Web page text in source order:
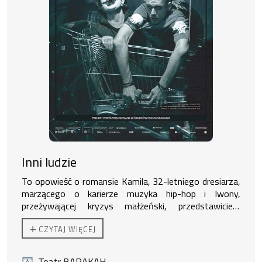
Inni ludzie
To opowieść o romansie Kamila, 32-letniego dresiarza,
marzącego o karierze muzyka hip-hop i Iwony,
przeżywającej kryzys małżeński, przedstawicielki
wielkomiejskiej klasy średniej. Jest pretekstem do
refleksji nad zanurzonym w pop kulturze, poetyckim i
wulgarnym językiem, którym posługują się stworzone
przez Masłowską postacie, uniemożliwiającym im
Poszczególne języki pierwszo i drugoplanowych
bohaterów tworzą wspólnie fascynującą, muzyczną
fonosferę – aurę wielkiego miasta. Interesuje nas
stworzona w „Innych ludziach” perspektywa, którą
autor:
Dorota Masłowska
+ CZYTAJ WIĘCEJ